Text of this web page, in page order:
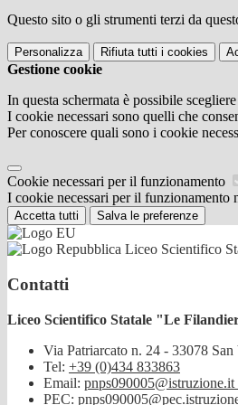
Questo sito o gli strumenti terzi da
Personalizza Rifiuta tutti i cookies
Gestione cookie
In questa schermata è possibile
I cookie necessari sono quelli che
Per conoscere quali sono i cookie
Cookie necessari per il funzionamento
I cookie necessari per il funzionamento
Accetta tutti Salva le preferenze
Liceo Scientifico
Contatti
Liceo Scientifico Statale "Le
Via Patriarcato n. 24 - 33078
Tel: +39 (0)434 833863
Email: pnps090005@istruzione.it
PEC: